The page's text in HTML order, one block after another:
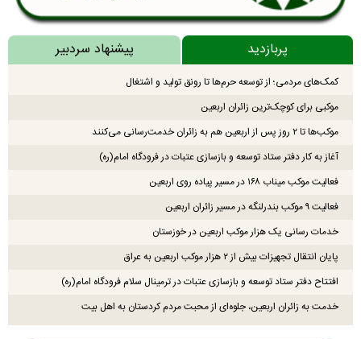
پربازدید پیشنهاد سردبیر
کمک‌های مردمی؛ از توسعه حرم‌ها تا رونق تولید و اشتغال
موکبی برای کوچک‌ترین زائران اربعین
موکب‌ها تا ۲ روز پس از اربعین هم به زائران خدمت‌رسانی می‌کنند
آغاز به کار دفتر ستاد توسعه و بازسازی عتبات در فرودگاه امام(ره)
فعالیت موکب میناب ۱۶۸ در مسیر پیاده روی اربعین
فعالیت ۹ موکب بندرلنگه در مسیر زائران اربعین
خدمات رسانی یک هزار موکب اربعین در خوزستان
پایان انتقال تجهیزات بیش از ۲ هزار موکب اربعین به عراق
افتتاح دفتر ستاد توسعه و بازسازی عتبات در ترمینال سلام فرودگاه امام(ره)
خدمت به زائران اربعین، جلوه‌ای از محبت مردم کردستان به اهل بیت